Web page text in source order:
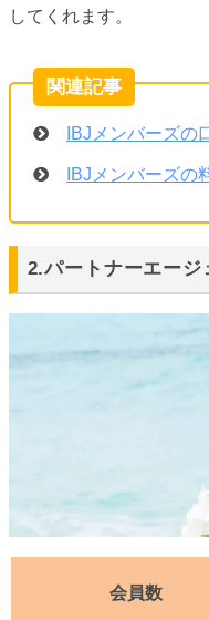
してくれます。
IBJメンバーズの
IBJメンバーズの
2.パートナーエージ
会員数